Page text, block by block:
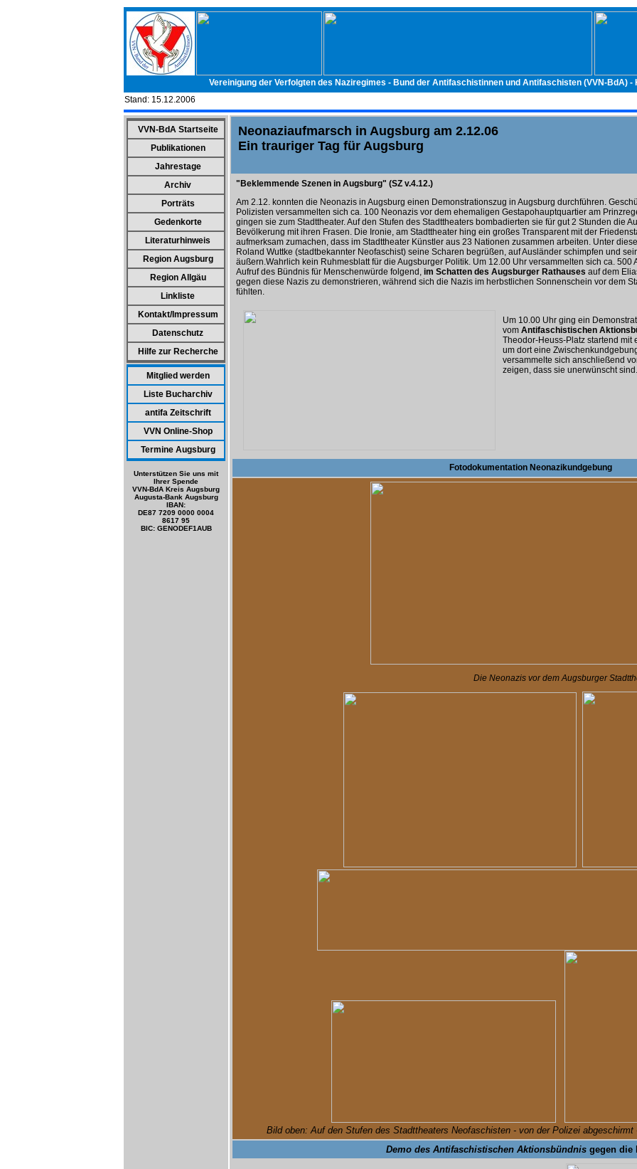
Vereinigung der Verfolgten des Naziregimes - Bund der Antifaschistinnen und Antifaschisten (VVN-BdA)
Stand: 15.12.2006
VVN-BdA Startseite
Publikationen
Jahrestage
Archiv
Porträts
Gedenkorte
Literaturhinweis
Region Augsburg
Region Allgäu
Linkliste
Kontakt/Impressum
Datenschutz
Hilfe zur Recherche
Mitglied werden
Liste Bucharchiv
antifa Zeitschrift
VVN Online-Shop
Termine Augsburg
Unterstützen Sie uns mit
Ihrer Spende
VVN-BdA Kreis Augsburg
Augusta-Bank Augsburg
IBAN:
DE87 7209 0000 0004
8617 95
BIC: GENODEF1AUB
Neonaziaufmarsch in Augsburg am 2.12.06
Ein trauriger Tag für Augsburg
"Beklemmende Szenen in Augsburg" (SZ v.4.12.)
Am 2.12. konnten die Neonazis in Augsburg einen Demonstrationszug in Augsburg durchführen.
Polizisten versammelten sich ca. 100 Neonazis vor dem ehemaligen Gestapohauptquartier am
gingen sie zum Stadttheater. Auf den Stufen des Stadttheaters bombadierten sie für gut 2 Stunden die
Bevölkerung mit ihren Frasen. Die Ironie, am Stadttheater hing ein großes Transparent mit der
aufmerksam zumachen, dass im Stadttheater Künstler aus 23 Nationen zusammen arbeiten. Unter
Roland Wuttke (stadtbekannter Neofaschist) seine Scharen begrüßen, auf Ausländer schimpfen und
äußern.Wahrlich kein Ruhmesblatt für die Augsburger Politik. Um 12.00 Uhr versammelten sich ca. 500
Aufruf des Bündnis für Menschenwürde folgend, im Schatten des Augsburger Rathauses auf dem
gegen diese Nazis zu demonstrieren, während sich die Nazis im herbstlichen Sonnenschein vor dem
fühlten.
Um 10.00 Uhr ging ein
vom Antifaschistischen
Theodor-Heuss-Platz startend mit
um dort eine
versammelte sich anschließend
zeigen, dass sie unerwünscht sind.
Fotodokumentation Neonazikundgebung
Die Neonazis vor dem Augsburger
Bild oben: Auf den Stufen des Stadttheaters Neofaschisten - von der Polizei abgeschirmt
Demo des Antifaschistischen Aktionsbündnisgegen die